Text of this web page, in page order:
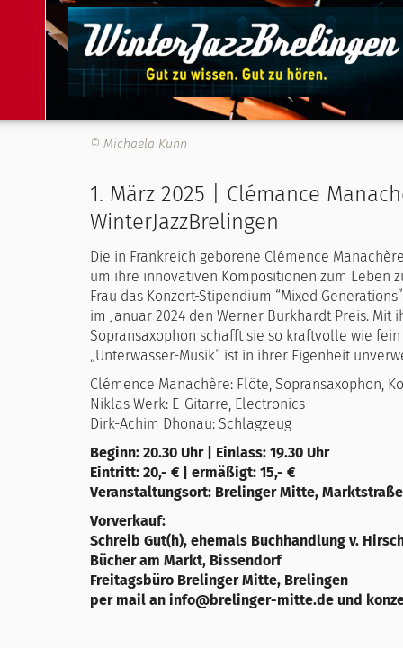
© Michaela Kuhn
1. März 2025 | Clémance
WinterJazzBrelingen
Die in Frankreich geborene Clémence
um ihre innovativen Kompositionen zum Leben
Frau das Konzert-Stipendium “Mixed
im Januar 2024 den Werner Burkhardt Preis.
Sopransaxophon schafft sie so kraftvolle wie
„Unterwasser-Musik“ ist in ihrer Eigenheit
Clémence Manachère: Flöte, Sopransaxophon,
Niklas Werk: E-Gitarre, Electronics
Dirk-Achim Dhonau: Schlagzeug
Beginn: 20.30 Uhr | Einlass: 19.30 Uhr
Eintritt: 20,- € | ermäßigt: 15,- €
Veranstaltungsort: Brelinger Mitte,
Vorverkauf:
Schreib Gut(h), ehemals Buchhandlung v.
Bücher am Markt, Bissendorf
Freitagsbüro Brelinger Mitte, Brelingen
per mail an info@brelinger-mitte.de und